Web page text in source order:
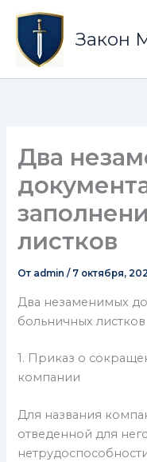
Перейти
содержимомуЗакон
Два
листков
От admin/ 7 октября,
Два незаменимых
больничных листков
1. Приказ о
компании
Для названия
отведенной для